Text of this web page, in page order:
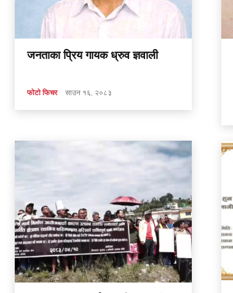
जनताका प्रिय गायक ध्रुव ज्ञवाली
फाेटाे फिचर साउन १६, २०८३